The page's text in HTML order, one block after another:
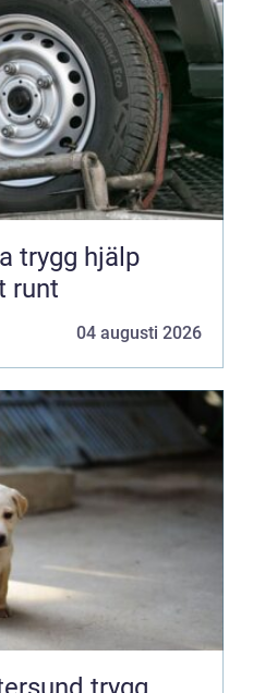
runt
04 augusti 2026